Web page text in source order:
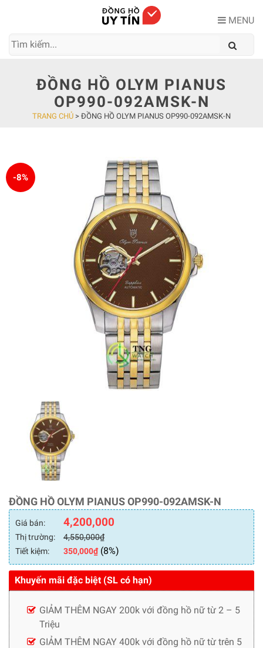
MENU
ĐỒNG HỒ OLYM PIANUS
OP990-092AMSK-N
TRANG CHỦ > ĐỒNG HỒ OLYM PIANUS OP990-092AMSK-N
-8%
ĐỒNG HỒ OLYM PIANUS OP990-092AMSK-N
Giá bán: 4,200,000
Thị trường: 4,550,000₫
Tiết kiệm:
350,000₫(8%)
Khuyến mãi đặc biệt (SL có hạn)
GIẢM THÊM NGAY 200k với đồng hồ nữ từ 2 – 5
Triệu
GIẢM THÊM NGAY 400k với đồng hồ nữ từ trên 5